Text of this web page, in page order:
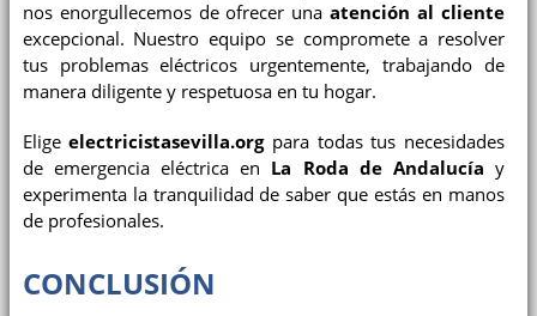
nos enorgullecemos de ofrecer unaatención al cliente
excepcional. Nuestro equipo se compromete a resolver
tus problemas eléctricos urgentemente, trabajando de
manera diligente y respetuosa en tu hogar.
Eligeelectricistasevilla.orgpara todas tus necesidades
de emergencia eléctrica en La Roda de Andalucía y
experimenta la tranquilidad de saber que estás en manos
de profesionales.
CONCLUSIÓN